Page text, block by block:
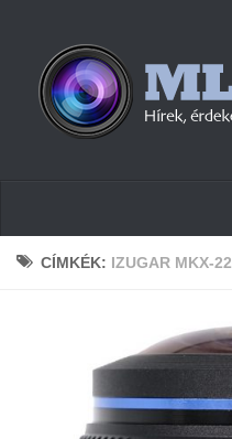
Hírek
Firmware
CÍMKÉK: IZUGAR MKX-22